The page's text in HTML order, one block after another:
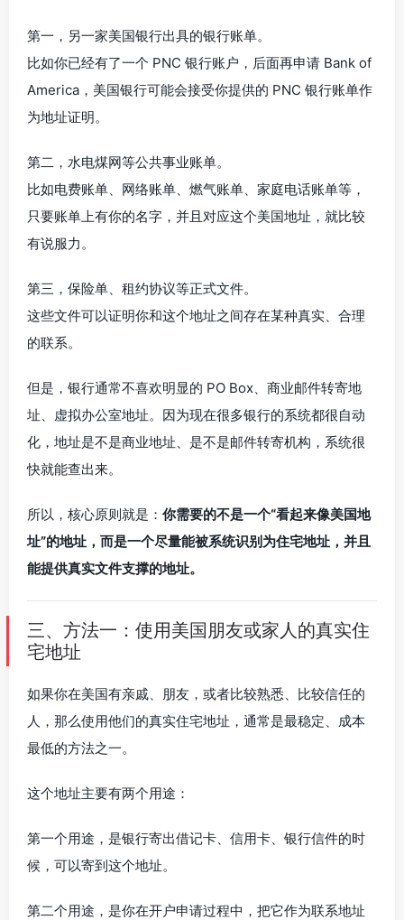
第一，另一家美国银行出具的银行账单。
比如你已经有了一个 PNC 银行账户，后面再申请 Bank of
America，美国银行可能会接受你提供的 PNC 银行账单作
为地址证明。
第二，水电煤网等公共事业账单。
比如电费账单、网络账单、燃气账单、家庭电话账单等，
只要账单上有你的名字，并且对应这个美国地址，就比较
有说服力。
第三，保险单、租约协议等正式文件。
这些文件可以证明你和这个地址之间存在某种真实、合理
的联系。
但是，银行通常不喜欢明显的 PO Box、商业邮件转寄地
址、虚拟办公室地址。因为现在很多银行的系统都很自动
化，地址是不是商业地址、是不是邮件转寄机构，系统很
快就能查出来。
所以，核心原则就是： 你需要的不是一个“看起来像美国地
址”的地址，而是一个尽量能被系统识别为住宅地址，并且
能提供真实文件支撑的地址。
三、方法一：使用美国朋友或家人的真实住
宅地址
如果你在美国有亲戚、朋友，或者比较熟悉、比较信任的
人，那么使用他们的真实住宅地址，通常是最稳定、成本
最低的方法之一。
这个地址主要有两个用途：
第一个用途，是银行寄出借记卡、信用卡、银行信件的时
候，可以寄到这个地址。
第二个用途，是你在开户申请过程中，把它作为联系地址